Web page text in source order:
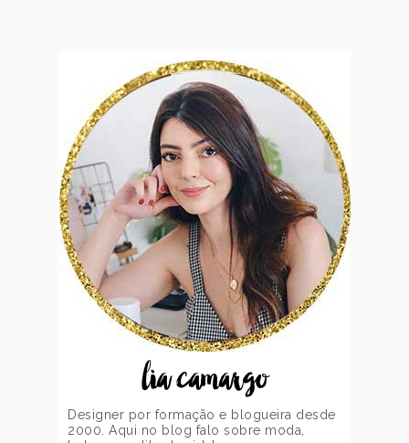
lia camargo
Designer por formação e blogueira desde
2000. Aqui no blog falo sobre moda,